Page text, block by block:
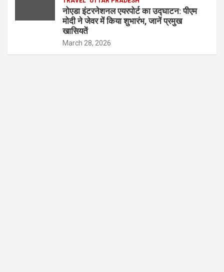
नोएडा इंटरनेशनल एयरपोर्ट का उद्घाटन: पीएम
मोदी ने जेवर में किया शुभारंभ, जानें प्रमुख
खासियतें
March 28, 2026